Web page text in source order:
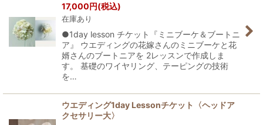
17,000円(税込)
在庫あり
●1day lesson チケット『ミニブーケ＆ブートニ
ア』 ウエディングの花嫁さんのミニブーケと花
婿さんのブートニアを 2レッスンで作成しま
す。 基礎のワイヤリング、テーピングの技術
を…
ウエディング1day Lessonチケット〈ヘッドア
クセサリー大〉